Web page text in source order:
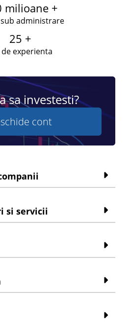
milioane +
administrare
25 +
experienta
sa investesti?
cont
si servicii